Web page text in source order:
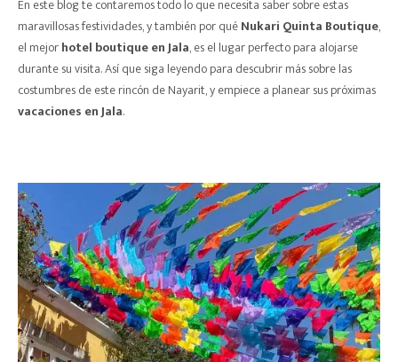
En este blog te contaremos todo lo que necesita saber sobre estas
maravillosas festividades, y también por quéNukari Quinta Boutique,
el mejorhotel boutique en Jala, es el lugar perfecto para alojarse
durante su visita. Así que siga leyendo para descubrir más sobre las
costumbres de este rincón de Nayarit, y empiece a planear sus próximas
vacaciones en Jala.